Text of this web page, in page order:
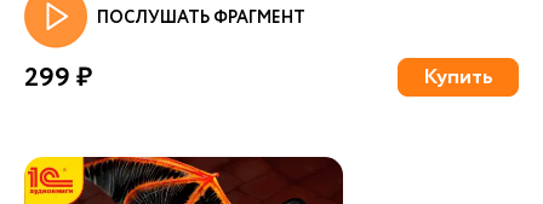
ПОСЛУШАТЬ ФРАГМЕНТ
299 ₽ Купить